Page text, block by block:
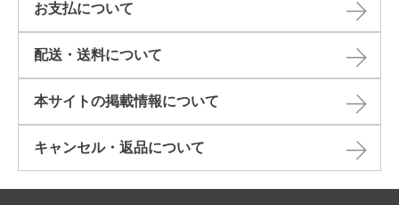
お支払について
配送・送料について
本サイトの掲載情報について​
キャンセル・返品について​